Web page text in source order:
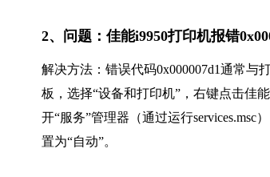
2、问题：佳能i9950打印机报错
解决方法：错误代码0x000007d1通常
板，选择“设备和打印机”，右键点击佳
开“服务”管理器（通过运行services.msc
置为“自动”。